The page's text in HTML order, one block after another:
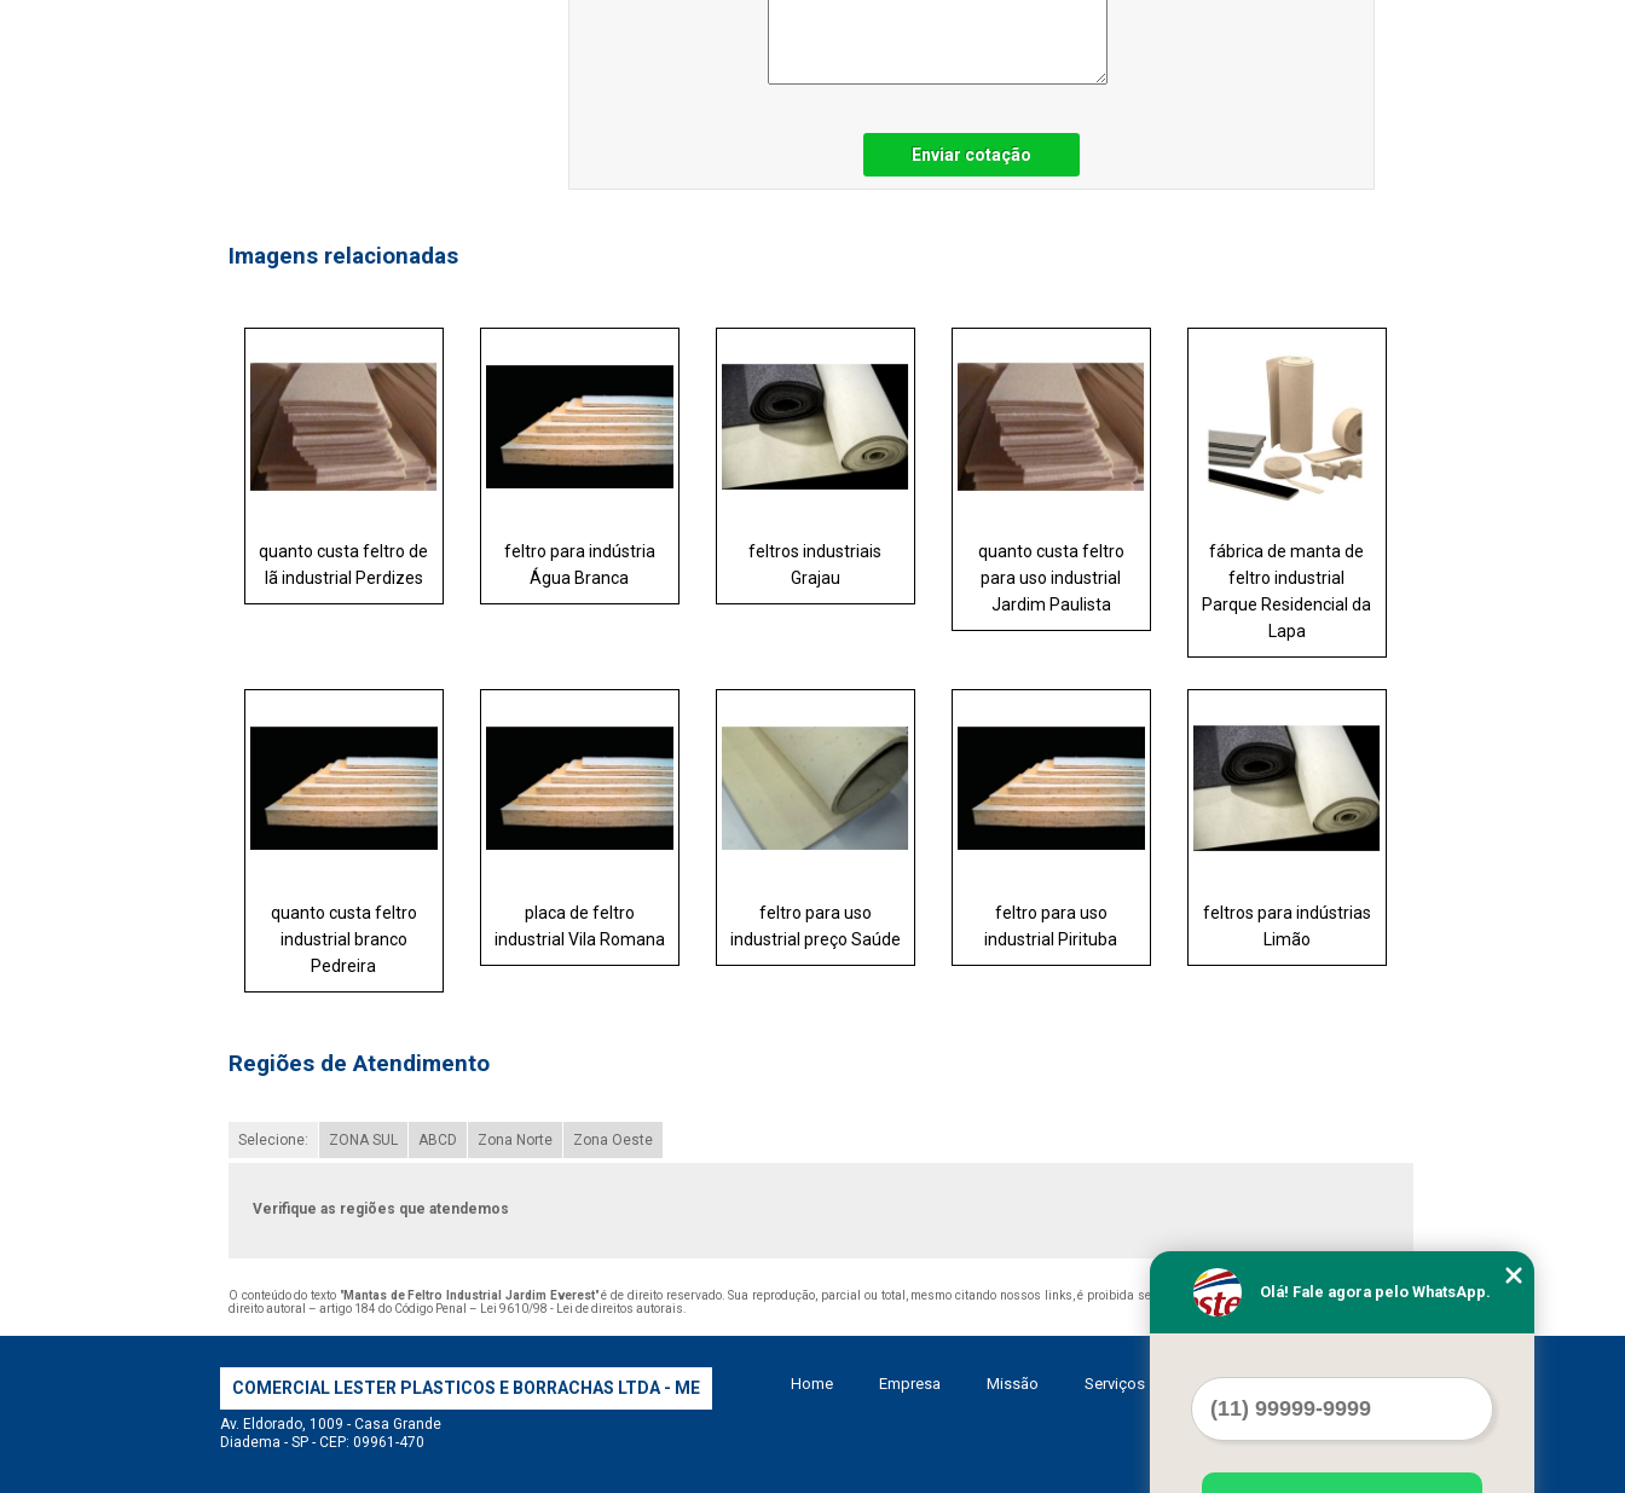
Enviar cotação
Imagens relacionadas
quanto custa feltro de
lã industrial Perdizes
feltro para indústria
Água Branca
feltros industriais
Grajau
quanto custa feltro
para uso industrial
Jardim Paulista
fábrica de manta de
feltro industrial
Parque Residencial da
Lapa
quanto custa feltro
industrial branco
Pedreira
placa de feltro
industrial Vila Romana
feltro para uso
industrial preço Saúde
feltro para uso
industrial Pirituba
feltros para indústrias
Limão
Regiões de Atendimento
Selecione: ZONA SUL ABCD Zona Norte Zona Oeste
Verifique as regiões que atendemos
O conteúdo do texto "Mantas de Feltro Industrial Jardim Everest" é de direito reservado. Sua reprodução, parcial ou total, mesmo citando nossos links, é proibida sem a autorização do autor. Crime de violação de
direito autoral – artigo 184 do Código Penal – Lei 9610/98 - Lei de direitos autorais.
COMERCIAL LESTER PLASTICOS E BORRACHAS LTDA - ME
Av. Eldorado, 1009 - Casa Grande
Diadema - SP - CEP: 09961-470
Home Empresa Missão Serviços Contato Mapa do site
Olá! Fale agora pelo WhatsApp.